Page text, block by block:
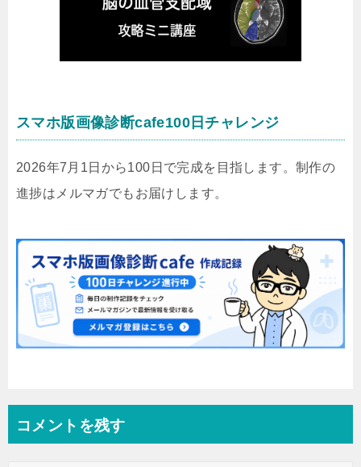
スマホ版画像診断cafe100日チャレンジ
2026年7月1日から100日で完成を目指します。制作の
進捗はメルマガでもお届けします。
コメントを残す